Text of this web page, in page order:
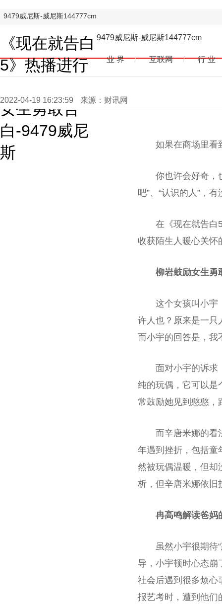
9479威尼斯-威尼斯144777cm
《现在就告白
5》热播进行
女生勇敢告
白-9479威尼
斯
9479威尼斯-威尼斯144777cm
业 界 / 互联网 / 行 业
2022-04-19 16:23:59 来源：财讯网
如果在商场里看
你也许会好奇，
吧”、“认识的人”，
在《现在就告白
收获陌生人暖心关怀
柳岩鼓励女生勇
这个女孩叫小宇
许人也？原来是一只
而小宇的回答是，我
面对小宇的诉求
纯的玩偶，它可以是
常鼓励她见到憨憨，
而辛唐米娜的看
年遇到挫折，包括童
然被玩偶温暖，但却
析，但辛唐米娜依旧
冉高鸣解读爸妈
虽然小宇很期待
导，小宇顿时心态崩
社会后遇到很多烦心
报艺考时，遭到他们